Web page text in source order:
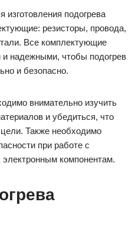
изготовления подогрева
резисторы, провода,
Все комплектующие
надежными, чтобы подогрев
и безопасно.
внимательно изучить
и убедиться, что
Также необходимо
при работе с
электронным компонентам.